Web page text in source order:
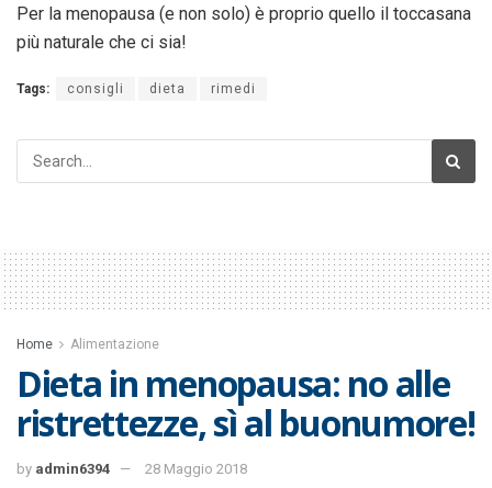
Per la menopausa (e non solo) è proprio quello il toccasana
più naturale che ci sia!
Tags: consigli dieta rimedi
Home Alimentazione
Dieta in menopausa: no alle
ristrettezze, sì al buonumore!
by admin6394 28 Maggio 2018